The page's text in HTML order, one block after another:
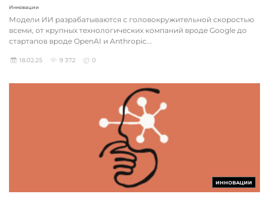
Инновации
Модели ИИ разрабатываются с головокружительной скоростью
всеми, от крупных технологических компаний вроде Google до
стартапов вроде OpenAI и Anthropic...
18.02.25 9 372 0
ИННОВАЦИИ